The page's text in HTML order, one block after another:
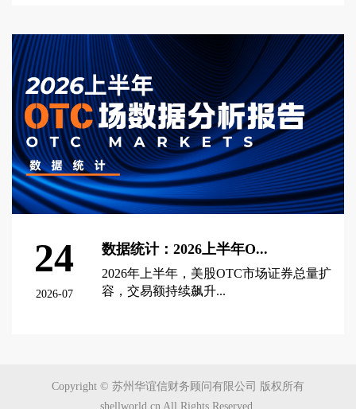
24
2026-07
数据统计：2026上半年O...
2026年上半年，美股OTC市场证券总量扩
容，交易额持续飙升...
Copyright © 苏州华谊信财务顾问有限公司 版权所有
shellworld.cn All Rights Reserved.